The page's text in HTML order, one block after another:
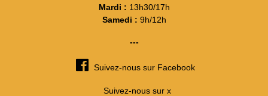
Mardi : 13h30/17h
Samedi : 9h/12h
---
Suivez-nous sur Facebook
Suivez-nous sur x